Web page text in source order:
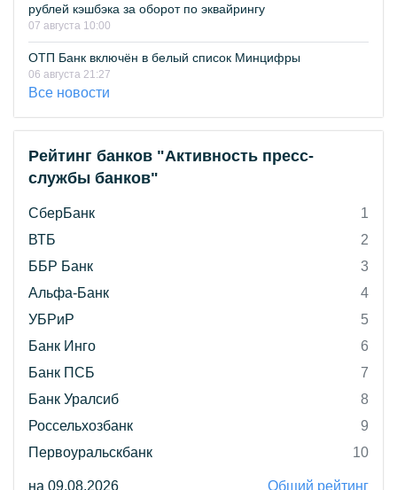
рублей кэшбэка за оборот по эквайрингу
07 августа 10:00
ОТП Банк включён в белый список Минцифры
06 августа 21:27
Все новости
Рейтинг банков "Активность пресс-
службы банков"
СберБанк
1
ВТБ
2
ББР Банк
3
Альфа-Банк
4
УБРиР
5
Банк Инго
6
Банк ПСБ
7
Банк Уралсиб
8
Россельхозбанк
9
Первоуральскбанк
10
на 09.08.2026 Общий рейтинг